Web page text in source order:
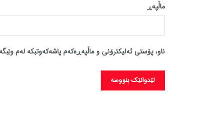
ماڵپه‌ڕ
ناو، پۆستی ئەلیکترۆنی و ماڵپەڕەکەم پاشەکەوتبکە لەم